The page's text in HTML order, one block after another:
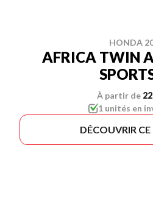
HONDA
AFRICA TWIN
À partir de
1 unités en
DÉCOUVRIR